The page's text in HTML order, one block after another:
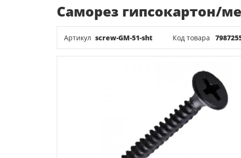
Саморез гипсокартон/
Артикул screw-GM-51-sht Код товара